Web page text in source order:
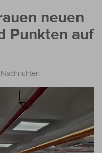
neuen
Punkten auf
Nachrichten